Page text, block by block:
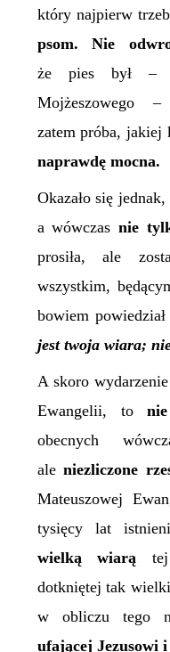
który najpierw
psom. Nie
że pies był –
Mojżeszowego
zatem próba, jakiej
naprawdę mocna.
Okazało się
a wówczasnie
prosiła, ale
wszystkim,
bowiem
jest twoja wiara;
A skoro wydarzenie
Ewangelii, to
obecnych
aleniezliczone
Mateuszowej
tysięcy lat
wielką wiarą tej
dotkniętej tak
w obliczu tego
ufającej Jezusowi i